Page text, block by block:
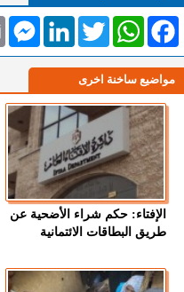
LinkedInTwitterWhatsAppFacebook
مواضيع ساخنة اخرى
الإفتاء: حكم شراء الأضحية عن
طريق البطاقات الائتمانية